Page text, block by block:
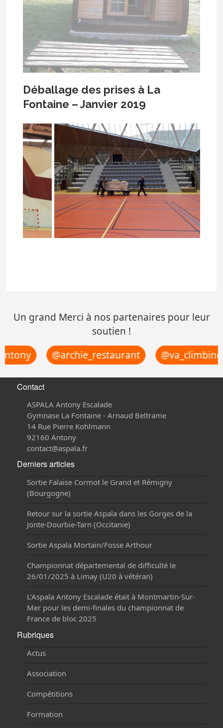
Déballage des prises à La
Fontaine – Janvier 2019
Un grand Merci à nos partenaires pour leur
@archie_restaurant
Contact
ASPALA Antony Escalade
Gymnase La Fontaine - Arnaud Beltrame
92160 Antony
Derniers articles
Sortie Falaise Cormot le Grand et Rémigny
(Bourgogne)
Retour sur la sortie Aspala dans les Gorges de la
Jonte-Dourbie-Tarn (Occitanie)
Sortie Aspala Mortain/Fosse Arthour
Championnat départemental de difficulté le
Mer pour les demi-finales du championnat de